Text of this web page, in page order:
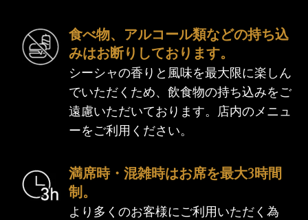
食べ物、アルコール類などの持ち込
みはお断りしております。
シーシャの香りと風味を最大限に楽しん
でいただくため、飲食物の持ち込みをご
遠慮いただいております。店内のメニュ
ーをご利用ください。
満席時・混雑時はお席を最大3時間
制。
より多くのお客様にご利用いただく為